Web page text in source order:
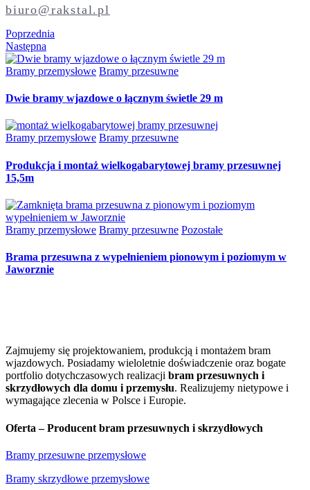
biuro@rakstal.pl
Poprzednia
Następna
Bramy przemysłowe Bramy przesuwne
Dwie bramy wjazdowe o łącznym świetle 29 m
Bramy przemysłowe Bramy przesuwne
Produkcja i montaż wielkogabarytowej bramy przesuwnej
15,5m
Bramy przemysłowe Bramy przesuwne Pozostałe
Brama przesuwna z wypełnieniem pionowym i poziomym w
Jaworznie
Zajmujemy się projektowaniem, produkcją i montażem bram
wjazdowych. Posiadamy wieloletnie doświadczenie oraz bogate
portfolio dotychczasowych realizacji bram przesuwnych i
skrzydłowych dla domu i przemysłu. Realizujemy nietypowe i
wymagające zlecenia w Polsce i Europie.
Oferta – Producent bram przesuwnych i skrzydłowych
Bramy przesuwne przemysłowe
Bramy skrzydłowe przemysłowe